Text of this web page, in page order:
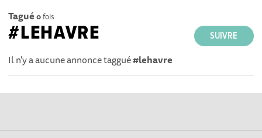
Tagué 0fois
SUIVRE
#LEHAVRE
Il n'y a aucune annonce taggué#lehavre